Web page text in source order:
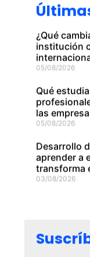
¿Qué
institución
05/08/2026
Qué
las
05/08/2026
Desarrollo
aprender a
transforma
03/08/2026